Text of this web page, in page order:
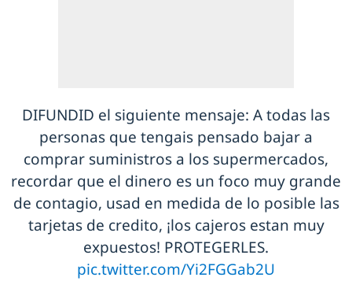
DIFUNDID el siguiente mensaje: A todas las
personas que tengais pensado bajar a
comprar suministros a los supermercados,
recordar que el dinero es un foco muy grande
de contagio, usad en medida de lo posible las
tarjetas de credito, ¡los cajeros estan muy
expuestos! PROTEGERLES.
pic.twitter.com/Yi2FGGab2U